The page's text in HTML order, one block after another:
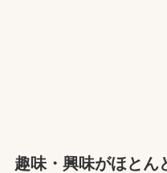
趣味・興味がほとん